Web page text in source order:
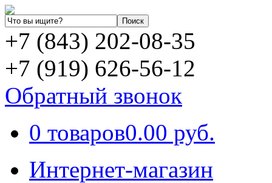
+7 (843) 202-08-35
+7 (919) 626-56-12
Обратный звонок
0 товаров0.00 руб.
Интернет-магазин